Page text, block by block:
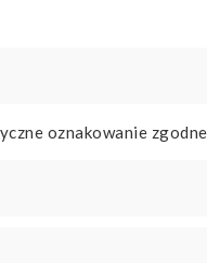
oznakowanie